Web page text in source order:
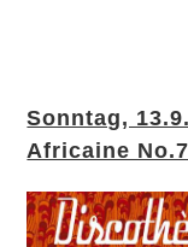
Sonntag,
Africaine No.7